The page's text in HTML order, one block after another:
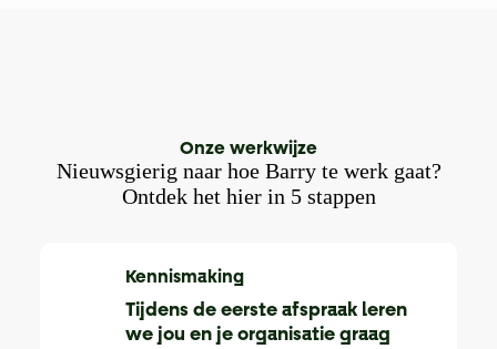
Onze werkwijze
Nieuwsgierig naar hoe Barry te werk gaat?
Ontdek het hier in 5 stappen
Kennismaking
Tijdens de eerste afspraak leren
we jou en je organisatie graag